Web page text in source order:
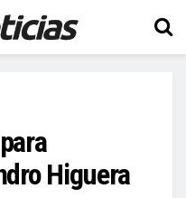
Higuera